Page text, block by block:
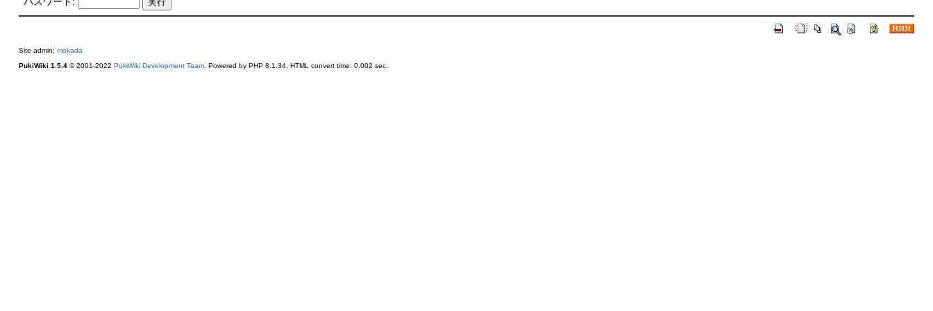
Site admin: mokada
PukiWiki 1.5.4© 2001-2022 PukiWiki Development Team. Powered by PHP 8.1.34. HTML convert time: 0.002 sec.